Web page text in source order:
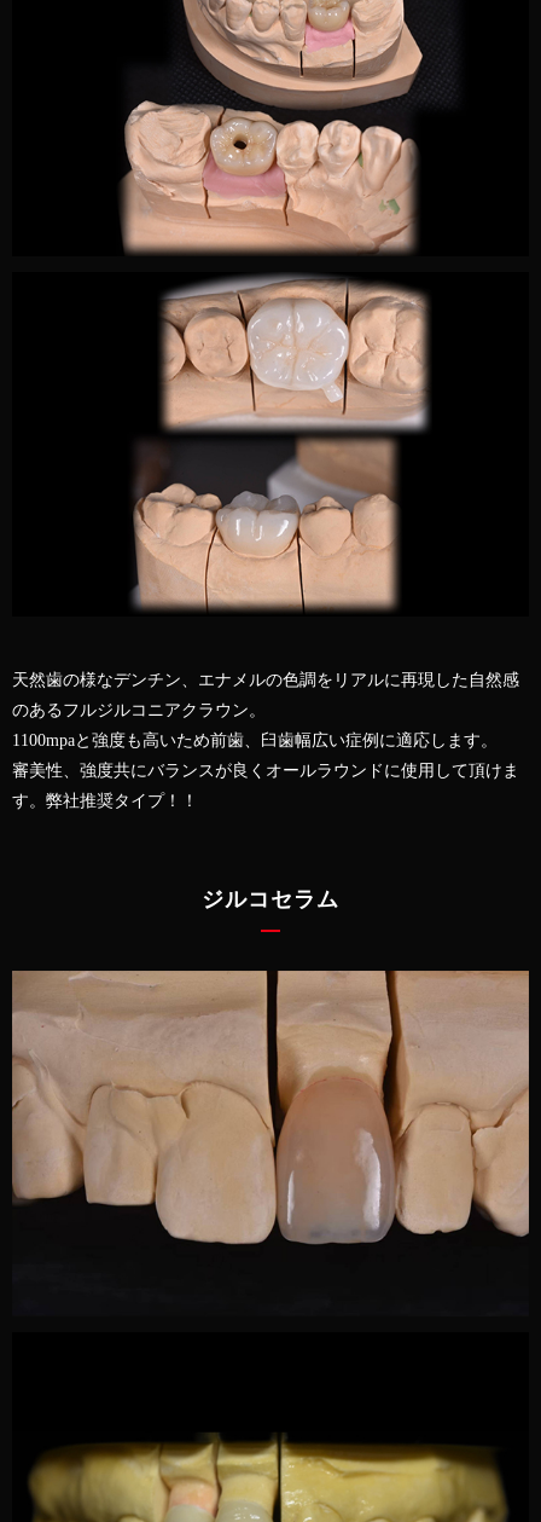
天然歯の様なデンチン、エナメルの色調をリアルに再現した自然感
のあるフルジルコニアクラウン。
1100mpaと強度も高いため前歯、臼歯幅広い症例に適応します。
審美性、強度共にバランスが良くオールラウンドに使用して頂けま
す。弊社推奨タイプ！！
ジルコセラム